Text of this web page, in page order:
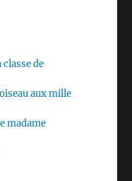
de
aux mille
madame